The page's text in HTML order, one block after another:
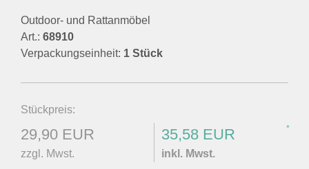
Outdoor- und Rattanmöbel
Art.: 68910
Verpackungseinheit: 1 Stück
Stückpreis:
29,90 EUR
zzgl. Mwst.
35,58 EUR *
inkl. Mwst.